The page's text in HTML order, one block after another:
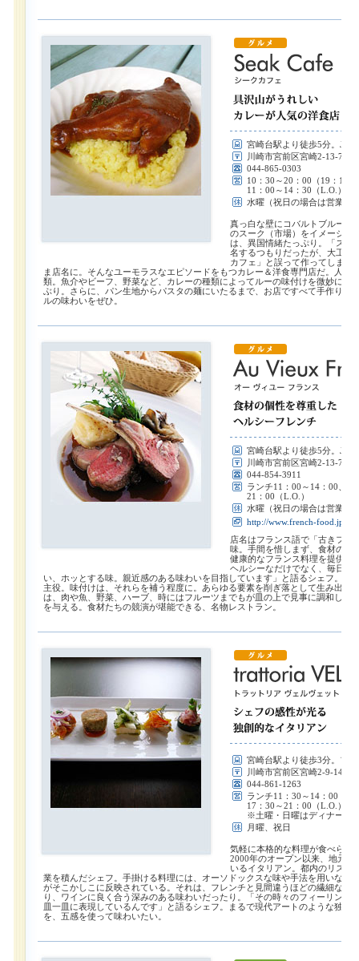
宮崎台駅より徒歩5分。JA
川崎市宮前区宮崎2-13-7
044-865-0303
10：30～20：00（19：
11：00～14：30（L.O.）
水曜（祝日の場合は営業）
真っ白な壁にコバルトブルーの
のスーク（市場）をイメージし
は、異国情緒たっぷり。「スー
名するつもりだったが、大工が
カフェ」と誤って作ってしまい
ま店名に。そんなユーモラスなエピソードをもつカレー＆洋食専門店だ。人気
類。魚介やビーフ、野菜など、カレーの種類によってルーの味付けを微妙に変
ぶり。さらに、パン生地からパスタの麺にいたるまで、お店ですべて手作り。
ルの味わいをぜひ。
宮崎台駅より徒歩5分。JA
川崎市宮前区宮崎2-13-7
044-854-3911
ランチ11：00～14：00、デ
21：00（L.O.）
水曜（祝日の場合は営業し
http://www.french-food.jp
店名はフランス語で「古きフラ
味。手間を惜しまず、食材の個
健康的なフランス料理を提供し
ヘルシーなだけでなく、毎日食
い、ホッとする味。親近感のある味わいを目指しています」と語るシェフ。あ
主役。味付けは、それらを補う程度に。あらゆる要素を削ぎ落として生み出さ
は、肉や魚、野菜、ハーブ、時にはフルーツまでもが皿の上で見事に調和し、
を与える。食材たちの競演が堪能できる、名物レストラン。
宮崎台駅より徒歩3分。フ
川崎市宮前区宮崎2-9-14-2F
044-861-1263
ランチ11：30～14：00（
17：30～21：00（L.O.）
※土曜・日曜はディナーの
月曜、祝日
気軽に本格的な料理が食べられ
2000年のオープン以来、地元で
いるイタリアン。都内のリスト
業を積んだシェフ。手掛ける料理には、オーソドックスな味や手法を用いなが
がそこかしこに反映されている。それは、フレンチと見間違うほどの繊細な盛
り、ワインに良く合う深みのある味わいだったり。「その時々のフィーリング
皿一皿に表現しているんです」と語るシェフ。まるで現代アートのような独創
を、五感を使って味わいたい。